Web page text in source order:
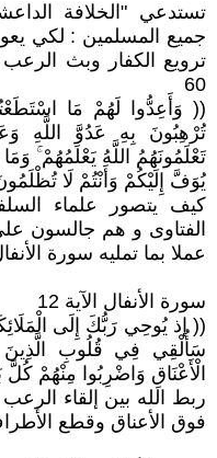
تستدعي "الخلافة
جميع المسلمين : لكي
ترويع الكفار وبث
60
(( وَأَعِدُّوا لَهُمْ مَا
تُرْهِبُونَ بِهِ عَدُوَّ اللَّهِ
تَعْلَمُونَهُمُ اللَّهُ يَعْلَمُهُمْ
يُوَفَّ إِلَيْكُمْ وَأَنْتُمْ لَا
كيف يتصور علماء
الفتاوى و هم جالسون
عملا بما تمليه سورة الأنفال الآية 12
سورة الأنفال الآية 12
(( إذ يُوحِي رَبُّكَ إِلَى
سَأُلْقِي فِي قُلُوبِ
الْأَعْنَاقِ وَاضْرِبُوا مِنْهُمْ
ربط الله بين إلقاء
فوق الأعناق وقطع